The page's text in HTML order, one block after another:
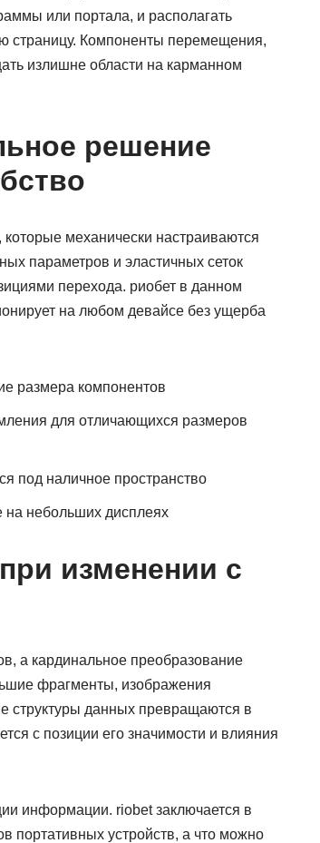
или портала, и располагать
страницу. Компоненты перемещения,
излишне области на карманном
решение
механически настраиваются
параметров и эластичных сеток
перехода. риобет в данном
на любом девайсе без ущерба
размера компонентов
для отличающихся размеров
под наличное пространство
на небольших дисплеях
изменении с
а кардинальное преобразование
фрагменты, изображения
структуры данных превращаются в
с позиции его значимости и влияния
информации. riobet заключается в
портативных устройств, а что можно